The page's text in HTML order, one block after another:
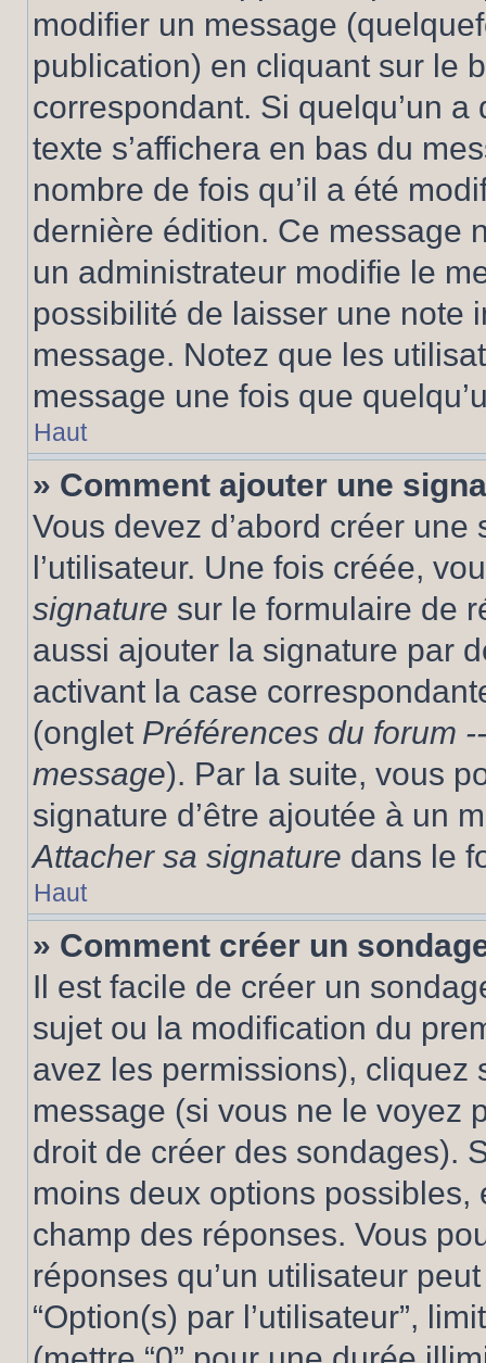
modifier un message
publication) en cliquant sur le
correspondant. Si quelqu’un
texte s’affichera en bas du
nombre de fois qu’il a été
dernière édition. Ce message
un administrateur modifie le
possibilité de laisser une note
message. Notez que les
message une fois que
Haut
» Comment ajouter une
Vous devez d’abord créer
l’utilisateur. Une fois créée,
signature sur le formulaire de
aussi ajouter la signature par
activant la case
(onglet Préférences du forum
message). Par la suite, vous
signature d’être ajoutée à un
Attacher sa signature dans le
Haut
» Comment créer un
Il est facile de créer un
sujet ou la modification du
avez les permissions), cliquez
message (si vous ne le voyez
droit de créer des sondages).
moins deux options
champ des réponses. Vous
réponses qu’un utilisateur
“Option(s) par l’utilisateur”,